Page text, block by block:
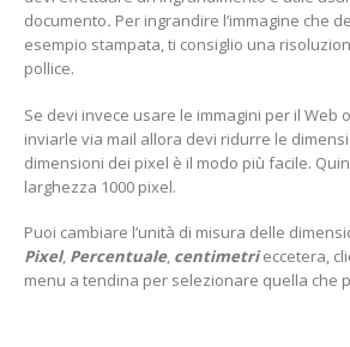
documento. Per ingrandire l’immagine che
esempio stampata, ti consiglio una
pollice.
Se devi invece usare le immagini per il Web
inviarle via mail allora devi ridurre le
dimensioni dei pixel è il modo più facile.
larghezza 1000 pixel.
Puoi cambiare l’unità di misura delle
Pixel, Percentuale, centimetrieccetera,
menu a tendina per selezionare quella che